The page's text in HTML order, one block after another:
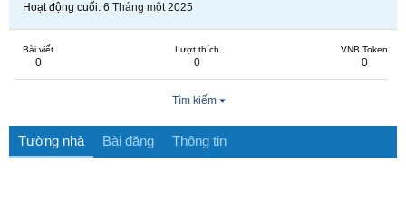
Hoạt động cuối 6 Tháng một 2025
Bài viết
0
Lượt thích
0
VNB Token
0
Tìm kiếm
Tường nhà Bài đăng Thông tin